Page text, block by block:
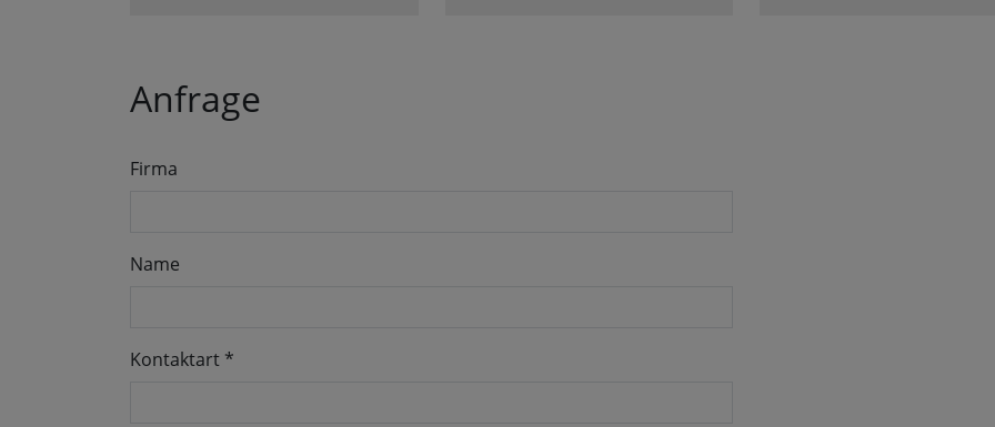
Anfrage
Firma
Name
Kontaktart *